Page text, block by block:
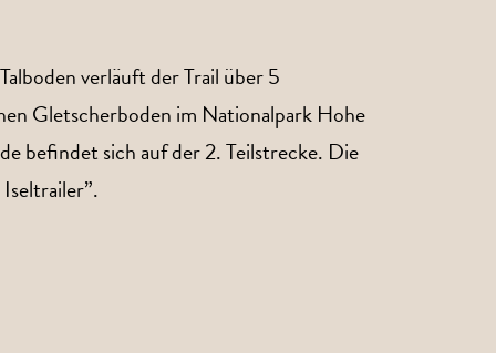
verläuft der Trail über 5
Gletscherboden im Nationalpark Hohe
befindet sich auf der 2. Teilstrecke. Die